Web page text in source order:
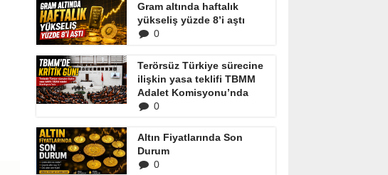
Gram altında haftalık
yükseliş yüzde 8’i aştı
0
Terörsüz Türkiye sürecine
ilişkin yasa teklifi TBMM
Adalet Komisyonu’nda
0
Altın Fiyatlarında Son
Durum
0